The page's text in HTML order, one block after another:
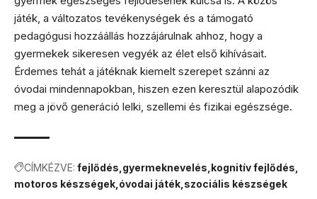
játék, a változatos tevékenységek és a támogató
pedagógusi hozzáállás hozzájárulnak ahhoz, hogy a
gyermekek sikeresen vegyék az élet első kihívásait.
Érdemes tehát a játéknak kiemelt szerepet szánni az
óvodai mindennapokban, hiszen ezen keresztül alapozódik
meg a jövő generáció lelki, szellemi és fizikai egészsége.
CÍMKÉZVE: fejlődés gyermeknevelés kognitív fejlődés
motoros készségek óvodai játék szociális készségek